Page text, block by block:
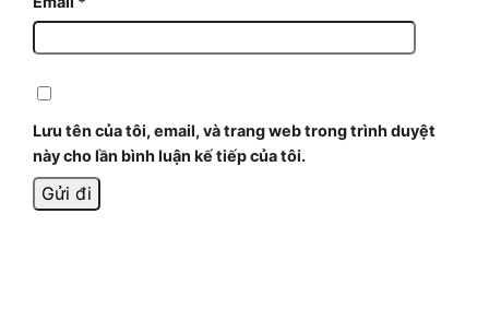
Lưu tên của tôi, email, và trang web trong trình duyệt
này cho lần bình luận kế tiếp của tôi.